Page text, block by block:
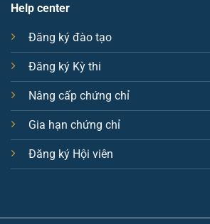
Help center
Đăng ký đào tạo
Đăng ký Kỳ thi
Nâng cấp chứng chỉ
Gia hạn chứng chỉ
Đăng ký Hội viên